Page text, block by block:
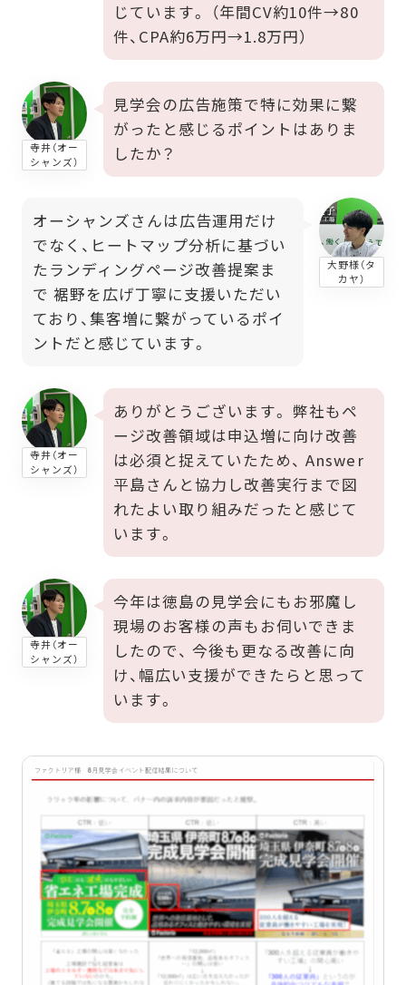
じています。 （年間CV約10件→80
件、CPA約6万円→1.8万円）
寺井（オー
シャンズ）
見学会の広告施策で特に効果に繋
がったと感じるポイントはありま
したか？
大野様（タ
カヤ）
オーシャンズさんは広告運用だけ
でなく、ヒートマップ分析に基づい
たランディングページ改善提案ま
で 裾野を広げ丁寧に支援いただい
ており、集客増に繋がっているポイ
ントだと感じています。
寺井（オー
シャンズ）
ありがとうございます。 弊社もペ
ージ改善領域は申込増に向け改善
は必須と捉えていたため、 Answer
平島さんと協力し改善実行まで図
れたよい取り組みだったと感じて
います。
寺井（オー
シャンズ）
今年は徳島の見学会にもお邪魔し
現場のお客様の声もお伺いできま
したので、 今後も更なる改善に向
け、幅広い支援ができたらと思って
います。